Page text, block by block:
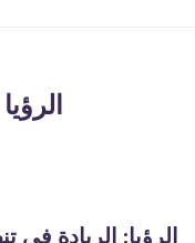
الرؤيا: الريادة في